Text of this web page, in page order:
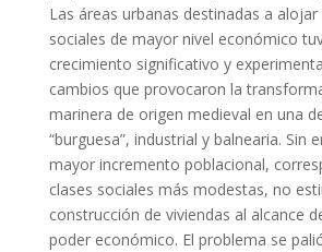
Las áreas urbanas destinadas a alojar
sociales de mayor nivel económico
crecimiento significativo y
cambios que provocaron la
marinera de origen medieval en una
“burguesa”, industrial y balnearia. Sin
mayor incremento poblacional,
clases sociales más modestas, no
construcción de viviendas al alcance
poder económico. El problema se